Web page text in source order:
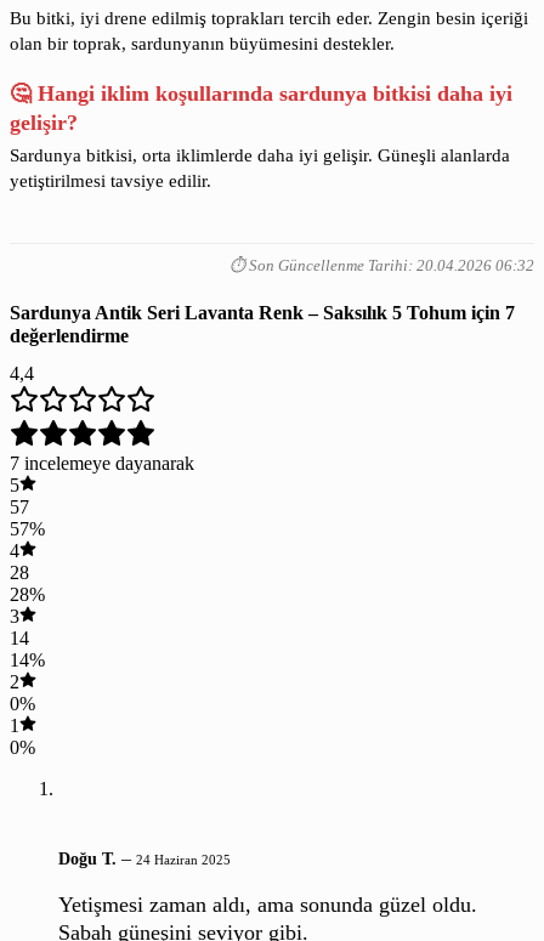
Bu bitki, iyi drene edilmiş toprakları tercih eder. Zengin besin içeriği
olan bir toprak, sardunyanın büyümesini destekler.
🤔 Hangi iklim koşullarında sardunya bitkisi daha iyi
gelişir?
Sardunya bitkisi, orta iklimlerde daha iyi gelişir. Güneşli alanlarda
yetiştirilmesi tavsiye edilir.
⏱️ Son Güncellenme Tarihi: 20.04.2026 06:32
Sardunya Antik Seri Lavanta Renk – Saksılık 5 Tohum için 7
değerlendirme
4,4
7 incelemeye dayanarak
5
57
57%
4
28
28%
3
14
14%
2
0%
1
0%
Doğu T. – 24 Haziran 2025
Yetişmesi zaman aldı, ama sonunda güzel oldu.
Sabah güneşini seviyor gibi.